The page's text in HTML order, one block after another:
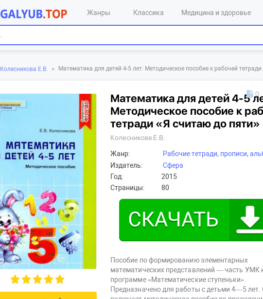
Жанры Классика Медицина и здоровье
Колесникова Е.В. > Математика для детей 4-5 лет: Методическое пособие к рабочей
Математика для детей 4-5
Методическое пособие к
тетради «Я считаю до пяти»
Колесникова Е.В.
Жанр:
Рабочие тетради, прописи,
Издатель:
Сфера
Год:
2015
Страницы:
80
Пособие по формированию элементарных
математических представлений — часть УМК
программе «Математические ступеньки».
Предназначено для работы с детьми 4—5 лет.
0